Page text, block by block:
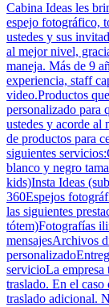
Cabina Ideas les
espejo fotográfico,
ustedes y sus
al mejor nivel,
maneja. Más de 9
experiencia, staff
video.Productos
personalizado para
ustedes y acorde al
de productos para
siguientes
blanco y negro
kids)Insta Ideas
360Espejos
las siguientes
tótem)Fotografías
mensajesArchivos
servicioLa
traslado. En el caso
traslado adicional.